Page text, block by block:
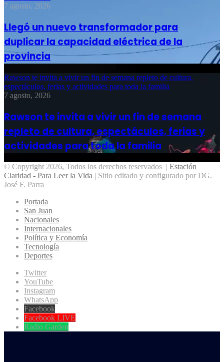
7 agosto, 2026
Llegó un nuevo transformador para
duplicar la capacidad eléctrica de la
provincia
Rawson te invita a vivir un fin de semana repleto de cultura,
espectáculos, ferias y actividades para toda la familia
7 agosto, 2026
Rawson te invita a vivir un fin de semana
repleto de cultura, espectáculos, ferias y
actividades para toda la familia
© Copyright 2026, Todos los derechos reservados | Estación
Claridad - Para Leer la Vida | Sitio editado y configurado por DG.
José F. Parra
Portada
San Juan
Nacionales
Internacionales
Política y Economía
Tecnología
Deportes
Twitter
YouTube
Instagram
WhatsApp
Facebook
Facebook LIVE
Radio Garden